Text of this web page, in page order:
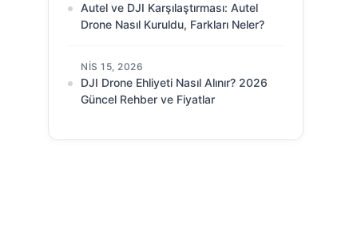
Autel ve DJI Karşılaştırması: Autel
Drone Nasıl Kuruldu, Farkları Neler?
NIS 15, 2026
DJI Drone Ehliyeti Nasıl Alınır? 2026
Güncel Rehber ve Fiyatlar